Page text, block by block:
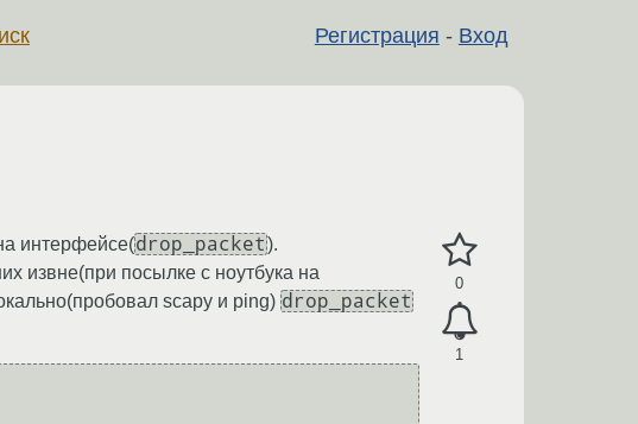
Регистрация - Вход
0
1
интерфейсе(drop_packet).
извне(при посылке с ноутбука на
scapy и ping) drop_packet